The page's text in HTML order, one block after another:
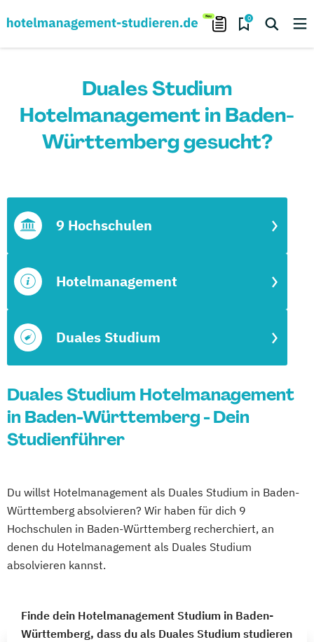
0
Duales Studium
Hotelmanagement in Baden-
Württemberg gesucht?
Duales Studium
Hotelmanagement
9 Hochschulen
Duales Studium Hotelmanagement
in Baden-Württemberg - Dein
Studienführer
Du willst Hotelmanagement als Duales Studium in Baden-
Württemberg absolvieren? Wir haben für dich 9
Hochschulen in Baden-Württemberg recherchiert, an
denen du Hotelmanagement als Duales Studium
absolvieren kannst.
Finde dein Hotelmanagement Studium in Baden-
Württemberg, dass du als Duales Studium studieren